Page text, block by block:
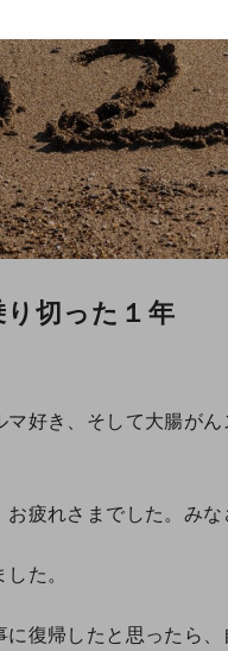
切った１年
好き、そして大腸が
疲れさまでした。み
た。
復帰したと思ったら